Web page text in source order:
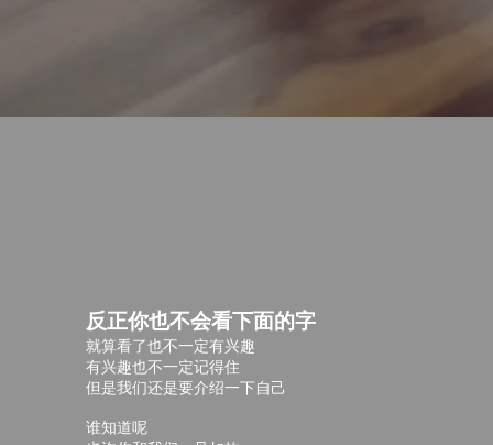
反正你也不会看下面的字
就算看了也不一定有兴趣
有兴趣也不一定记得住
但是我们还是要介绍一下自己
谁知道呢